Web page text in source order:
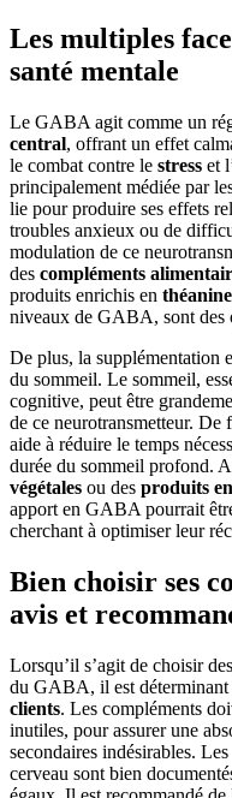
Les multiples
santé mentale
Le GABA agit comme un
central, offrant un effet
le combat contre le stress et
principalement médiée par
lie pour produire ses effets
troubles anxieux ou de
modulation de ce
des compléments
produits enrichis en théanine
niveaux de GABA, sont des
De plus, la supplémentation
du sommeil. Le sommeil,
cognitive, peut être
de ce neurotransmetteur.
aide à réduire le temps
durée du sommeil profond.
végétales ou des produits
apport en GABA pourrait
cherchant à optimiser leur
Bien choisir ses
avis et
Lorsqu’il s’agit de choisir des
du GABA, il est déterminant
clients. Les compléments
inutiles, pour assurer une
secondaires indésirables.
cerveau sont bien